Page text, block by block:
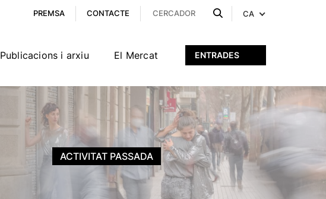
PREMSA CONTACTE CA
ENTRADES
Publicacions i arxiu El Mercat
ACTIVITAT PASSADA